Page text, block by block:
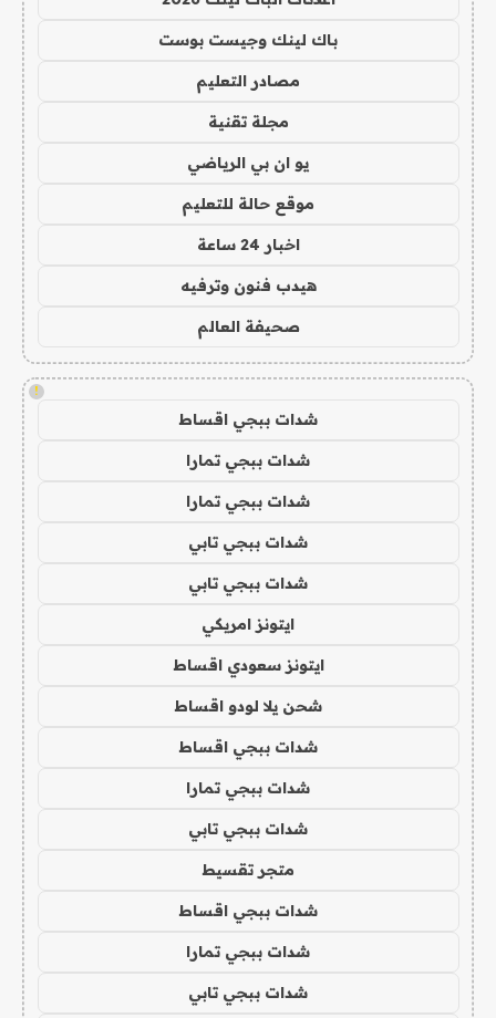
باك لينك وجيست بوست
مصادر التعليم
مجلة تقنية
يو ان بي الرياضي
موقع حالة للتعليم
اخبار 24 ساعة
هيدب فنون وترفيه
صحيفة العالم
!
شدات ببجي اقساط
شدات ببجي تمارا
شدات ببجي تمارا
شدات ببجي تابي
شدات ببجي تابي
ايتونز امريكي
ايتونز سعودي اقساط
شحن يلا لودو اقساط
شدات ببجي اقساط
شدات ببجي تمارا
شدات ببجي تابي
متجر تقسيط
شدات ببجي اقساط
شدات ببجي تمارا
شدات ببجي تابي